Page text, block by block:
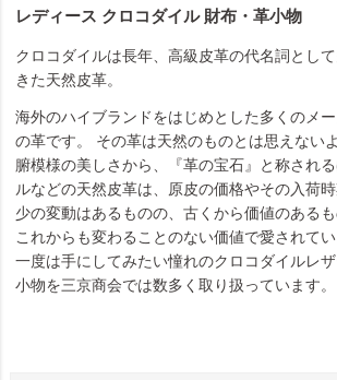
レディース クロコダイル 財布・革小物
クロコダイルは長年、高級皮革の代名詞とし
きた天然皮革。
海外のハイブランドをはじめとした多くのメ
の革です。 その革は天然のものとは思えない
腑模様の美しさから、『革の宝石』と称され
ルなどの天然皮革は、原皮の価格やその入荷
少の変動はあるものの、古くから価値のあるも
これからも変わることのない価値で愛されて
一度は手にしてみたい憧れのクロコダイルレ
小物を三京商会では数多く取り扱っています。